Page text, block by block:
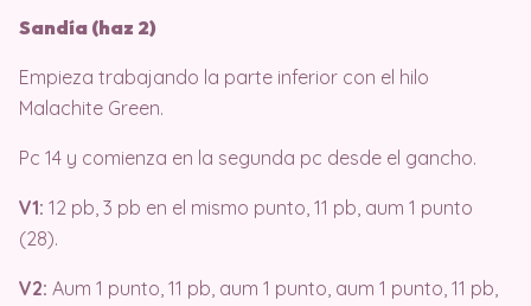
Sandía (haz 2)
Empieza trabajando la parte inferior con el hilo
Malachite Green.
Pc 14 y comienza en la segunda pc desde el gancho.
V1: 12 pb, 3 pb en el mismo punto, 11 pb, aum 1 punto
(28).
V2: Aum 1 punto, 11 pb, aum 1 punto, aum 1 punto, 11 pb,